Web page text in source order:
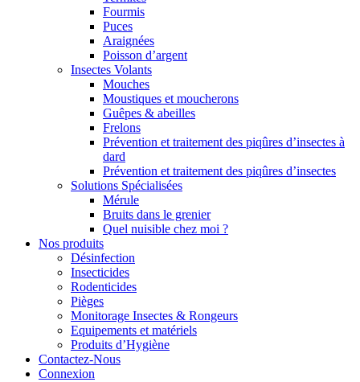
Fourmis
Puces
Araignées
Poisson d’argent
Insectes Volants
Mouches
Moustiques et moucherons
Guêpes & abeilles
Frelons
Prévention et traitement des piqûres d’insectes à
dard
Prévention et traitement des piqûres d’insectes
Solutions Spécialisées
Mérule
Bruits dans le grenier
Quel nuisible chez moi ?
Nos produits
Désinfection
Insecticides
Rodenticides
Pièges
Monitorage Insectes & Rongeurs
Equipements et matériels
Produits d’Hygiène
Contactez-Nous
Connexion